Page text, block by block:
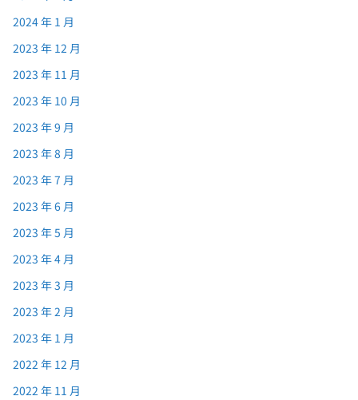
2024 年 1 月
2023 年 12 月
2023 年 11 月
2023 年 10 月
2023 年 9 月
2023 年 8 月
2023 年 7 月
2023 年 6 月
2023 年 5 月
2023 年 4 月
2023 年 3 月
2023 年 2 月
2023 年 1 月
2022 年 12 月
2022 年 11 月